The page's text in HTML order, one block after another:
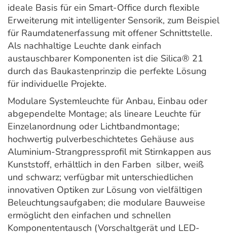
ideale Basis für ein Smart-Office durch flexible
Erweiterung mit intelligenter Sensorik, zum Beispiel
für Raumdatenerfassung mit offener Schnittstelle.
Als nachhaltige Leuchte dank einfach
austauschbarer Komponenten ist die Silica® 21
durch das Baukastenprinzip die perfekte Lösung
für individuelle Projekte.
Modulare Systemleuchte für Anbau, Einbau oder
abgependelte Montage; als lineare Leuchte für
Einzelanordnung oder Lichtbandmontage;
hochwertig pulverbeschichtetes Gehäuse aus
Aluminium-Strangpressprofil mit Stirnkappen aus
Kunststoff, erhältlich in den Farben silber, weiß
und schwarz; verfügbar mit unterschiedlichen
innovativen Optiken zur Lösung von vielfältigen
Beleuchtungsaufgaben; die modulare Bauweise
ermöglicht den einfachen und schnellen
Komponententausch (Vorschaltgerät und LED-